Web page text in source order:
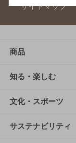
サイトマップ
商品
商品TOP
商品一覧
商品発売情報
知る・楽しむ
知る・楽しむ
キャンペーン
文化・スポーツ
文化・スポーツ
サステナビリティ